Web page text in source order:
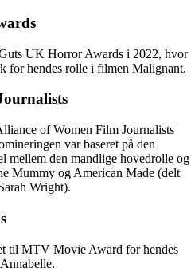
UK Horror Awards i 2022, hvor
for hendes rolle i filmen Malignant.
of Women Film Journalists
var baseret på den
mellem den mandlige hovedrolle og
Mummy og American Made (delt
Wright).
til MTV Movie Award for hendes